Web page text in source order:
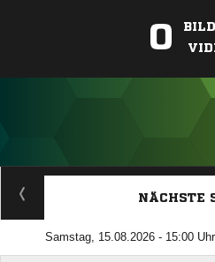
0
NÄCHSTE
Samstag, 15.08.2026 - 15:00